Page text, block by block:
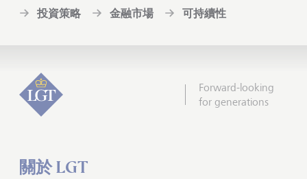
投資策略
金融市場 可持續性
Forward-looking
for generations
關於 LGT